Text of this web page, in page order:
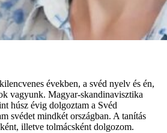
években, a svéd nyelv és én,
vagyunk. Magyar-skandinavisztika
húsz évig dolgoztam a Svéd
svédet mindkét országban. A tanítás
illetve tolmácsként dolgozom.